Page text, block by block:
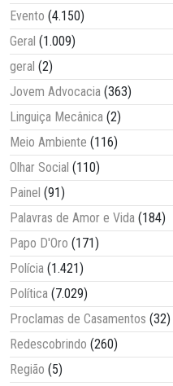
Evento (4.150)
Geral (1.009)
geral (2)
Jovem Advocacia (363)
Linguiça Mecânica (2)
Meio Ambiente (116)
Olhar Social (110)
Painel (91)
Palavras de Amor e Vida (184)
Papo D'Oro (171)
Polícia (1.421)
Política (7.029)
Proclamas de Casamentos (32)
Redescobrindo (260)
Região (5)